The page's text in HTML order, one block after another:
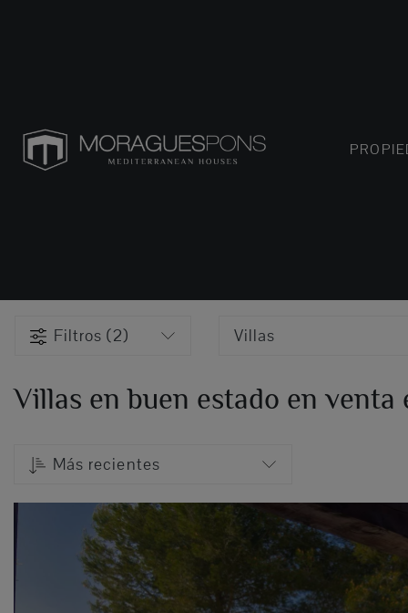
Filtros (2) Villas
Villas en buen estado en venta
Más recientes